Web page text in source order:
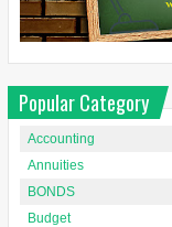
Popular Category
Accounting
Annuities
BONDS
Budget